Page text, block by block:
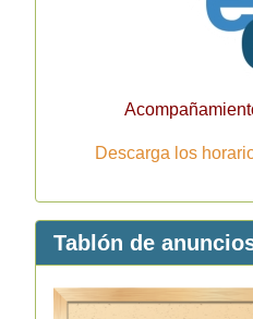
Descarga los
Tablón de